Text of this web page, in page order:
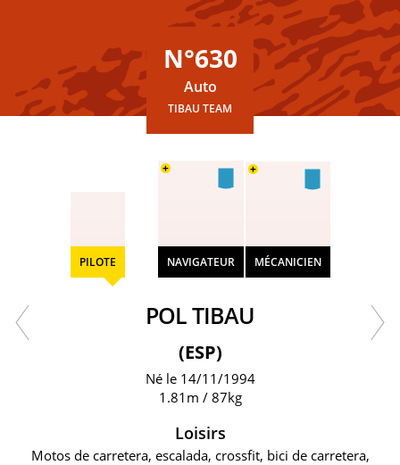
N°630
Auto
TIBAU TEAM
PILOTE NAVIGATEUR
+
MÉCANICIEN
+
POL TIBAU
(ESP)
Né le 14/11/1994
1.81m / 87kg
Loisirs
Motos de carretera, escalada, crossfit, bici de carretera,